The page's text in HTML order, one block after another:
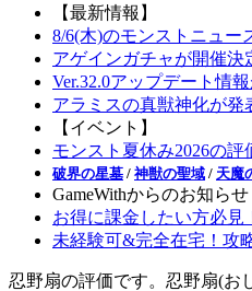
【最新情報】
8/6(木)のモンストニュー
アゲインガチャが開催決
Ver.32.0アップデート情報
アラミスの真獣神化が発
【イベント】
モンスト夏休み2026の評
破界の星墓 / 神獣の聖域 / 天魔
GameWithからのお知らせ
お得に課金したい方必見
未経験可&完全在宅！攻
忍野扇の評価です。忍野扇(お